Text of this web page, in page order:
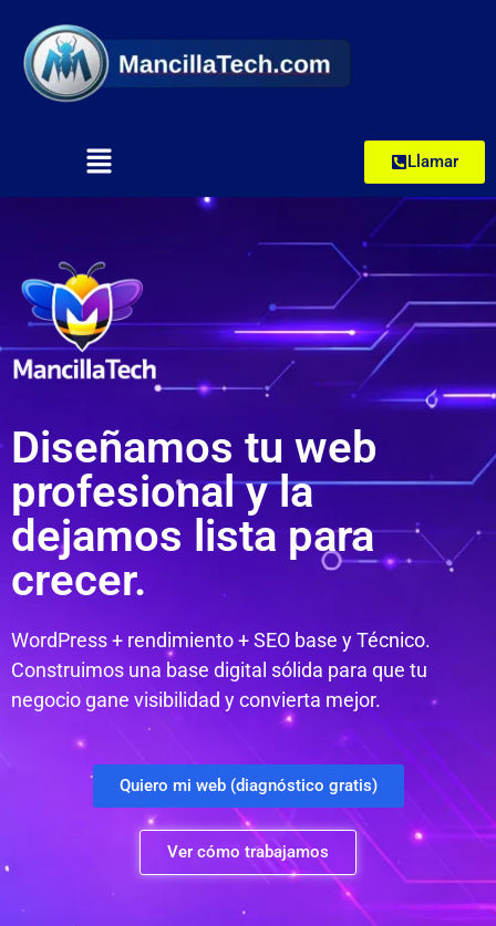
Llamar
Diseñamos tu web
profesional y la
dejamos lista para
crecer.
WordPress + rendimiento + SEO base y Técnico.
Construimos una base digital sólida para que tu
negocio gane visibilidad y convierta mejor.
Quiero mi web (diagnóstico gratis)
Ver cómo trabajamos